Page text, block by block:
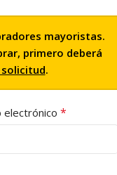
mayoristas.
primero deberá
.
electrónico *